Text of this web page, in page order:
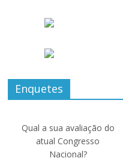
Enquetes
Qual a sua avaliação do
atual Congresso
Nacional?